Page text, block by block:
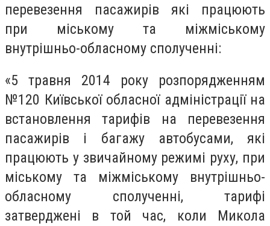
перевезення пасажирів які працюють
при міському та міжміському
внутрішньо-обласному сполученні:
«5 травня 2014 року розпорядженням
№120 Київської обласної адміністрації на
встановлення тарифів на перевезення
пасажирів і багажу автобусами, які
працюють у звичайному режимі руху, при
міському та міжміському внутрішньо-
обласному сполученні, тарифі
затверджені в той час, коли Микола